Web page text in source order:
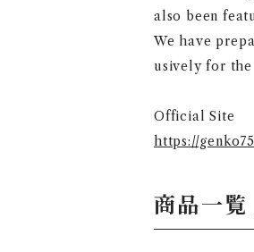
also been
We have
usively for the
Official Site
https://
商品一